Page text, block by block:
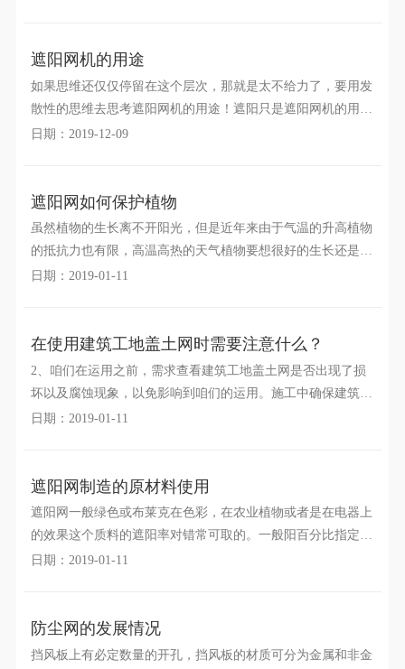
遮阳网机的用途
如果思维还仅仅停留在这个层次，那就是太不给力了，要用发
散性的思维去思考遮阳网机的用途！遮阳只是遮阳网机的用途
之一，目前遮阳网机已经应用到很多领域。遮阳网机又叫防尘
日期：2019-12-09
遮阳网如何保护植物
虽然植物的生长离不开阳光，但是近年来由于气温的升高植物
的抵抗力也有限，高温高热的天气植物要想很好的生长还是需
要一定的保护措施，很多人都在用遮阳网来保护植物，合适的
日期：2019-01-11
在使用建筑工地盖土网时需要注意什么？
2、咱们在运用之前，需求查看建筑工地盖土网是否出现了损
坏以及腐蚀现象，以免影响到咱们的运用。施工中确保建筑工
地盖土网完好有效装置，且支撑合理，受力均匀，网内不得有
日期：2019-01-11
遮阳网制造的原材料使用
遮阳网一般绿色或布莱克在色彩，在农业植物或者是在电器上
的效果这个质料的遮阳率对错常可取的。一般阳百分比指定的
遮网和它的动摇从25%到90%供给遮阳程度。
日期：2019-01-11
防尘网的发展情况
挡风板上有必定数量的开孔，挡风板的材质可分为金属和非金